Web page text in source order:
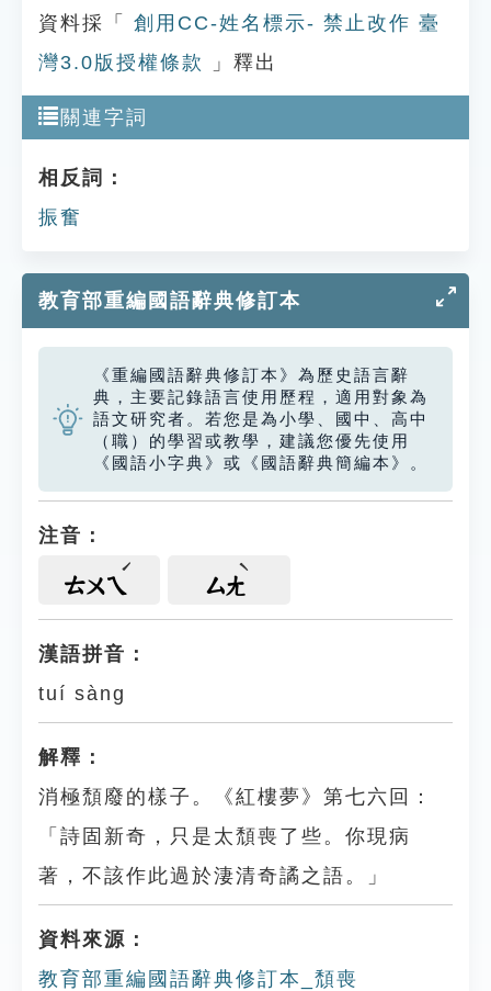
資料採「
創用CC-姓名標示- 禁止改作 臺
灣3.0版授權條款
」釋出
關連字詞
相反詞：
振奮
教育部重編國語辭典修訂本
《重編國語辭典修訂本》為歷史語言辭
典，主要記錄語言使用歷程，適用對象為
語文研究者。若您是為小學、國中、高中
（職）的學習或教學，建議您優先使用
《國語小字典》或《國語辭典簡編本》。
注音：
ㄊㄨㄟ ㄙㄤ
漢語拼音：
tuí sàng
解釋：
消極頹廢的樣子。《紅樓夢》第七六回：
「詩固新奇，只是太頹喪了些。你現病
著，不該作此過於淒清奇譎之語。」
資料來源：
教育部重編國語辭典修訂本_頹喪